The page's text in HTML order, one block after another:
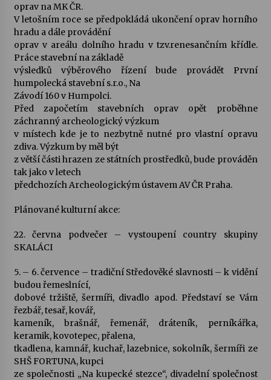
Votavžatský ploty
23. 7. 2026
Letní koncerty ve Stromovce: Rufus Miller
22. 7. 2026
Vysočinka
17. 7. 2026
Ozvěny prázdnin
Za kulturou kousek za Humpolec. V Želivě ožije
Varhanní recitál Michala Novenka v Klášteře
Želiv
3. 7. 2026
Petr Adamec – Malovaný svět
30. 6. 2026
oprav na MK ČR.
V letošním roce se předpokládá ukončení oprav horního
hradu a dále provádění
oprav v areálu dolního hradu v tzv.renesančním křídle.
Práce stavební na základě
výsledků výběrového řízení bude provádět První
humpolecká stavební s.r.o., Na
Závodí 160 v Humpolci.
Před započetím stavebních oprav opět proběhne
záchranný archeologický výzkum
v místech kde je to nezbytně nutné pro vlastní opravu
zdiva. Výzkum by měl být
z větší části hrazen ze státních prostředků, bude prováděn
tak jako v letech
předchozích Archeologickým ústavem AV ČR Praha.
Plánované kulturní akce:
22. června podvečer – vystoupení country skupiny
SKALÁCI
5. – 6. července – tradiční Středověké slavnosti – k vidění
budou řemeslnící,
dobové tržiště, šermíři, divadlo apod. Představí se Vám
řezbář, tesař, kovář,
kameník, brašnář, řemenář, dráteník, perníkářka,
keramik, kovotepec, přalena,
tkadlena, kamnář, kuchař, lazebnice, sokolník, šermíři ze
SHŠ FORTUNA, kupci
ze společnosti „Na kupecké stezce“, divadelní společnost